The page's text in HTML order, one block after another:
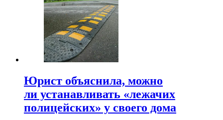
Юрист объяснила, можно
ли устанавливать «лежачих
полицейских» у своего дома